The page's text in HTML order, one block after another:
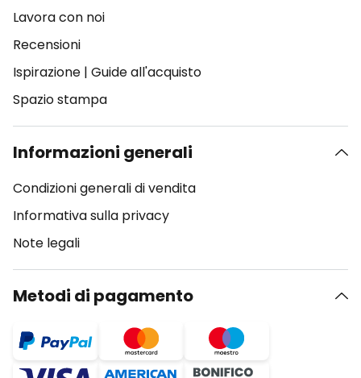
Lavora con noi
Recensioni
Ispirazione | Guide all'acquisto
Spazio stampa
Informazioni generali
Condizioni generali di vendita
Informativa sulla privacy
Note legali
Metodi di pagamento